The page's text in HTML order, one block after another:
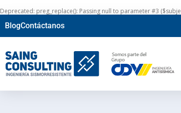
Deprecated: preg_replace(): Passing null to parameter #3
BlogContáctanos